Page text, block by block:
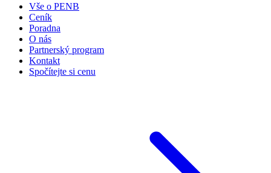
Vše o PENB
Ceník
Poradna
O nás
Partnerský program
Kontakt
Spočítejte si cenu